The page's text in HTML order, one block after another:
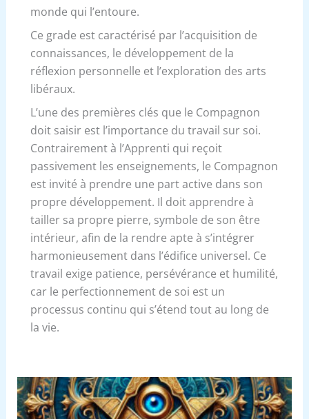
monde qui l’entoure.
Ce grade est caractérisé par l’acquisition de
connaissances, le développement de la
réflexion personnelle et l’exploration des arts
libéraux.
L’une des premières clés que le Compagnon
doit saisir est l’importance du travail sur soi.
Contrairement à l’Apprenti qui reçoit
passivement les enseignements, le Compagnon
est invité à prendre une part active dans son
propre développement. Il doit apprendre à
tailler sa propre pierre, symbole de son être
intérieur, afin de la rendre apte à s’intégrer
harmonieusement dans l’édifice universel. Ce
travail exige patience, persévérance et humilité,
car le perfectionnement de soi est un
processus continu qui s’étend tout au long de
la vie.